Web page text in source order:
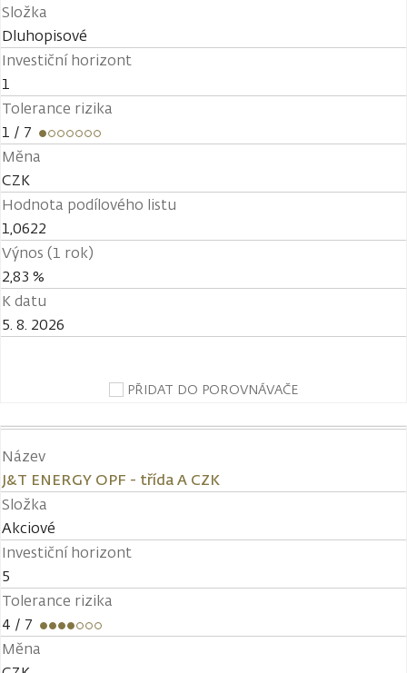
Složka
Dluhopisové
Investiční horizont
1
Tolerance rizika
1 / 7
Měna
CZK
Hodnota podílového listu
1,0622
Výnos (1 rok)
2,83 %
K datu
5. 8. 2026
PŘIDAT DO POROVNÁVAČE
Název
J&T ENERGY OPF - třída A CZK
Složka
Akciové
Investiční horizont
5
Tolerance rizika
4 / 7
Měna